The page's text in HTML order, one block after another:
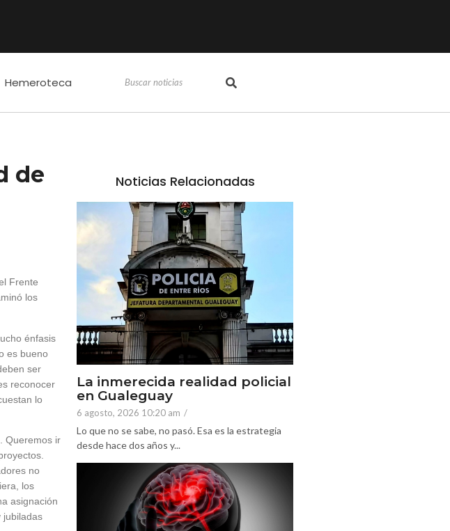
Hemeroteca
de
Frente
los
énfasis
es bueno
ser
reconocer
lo
Queremos ir
no
los
asignación
jubiladas
Noticias Relacionadas
La inmerecida realidad policial
en Gualeguay
6 agosto, 2026 10:20 am /
Lo que no se sabe, no pasó. Esa es la estrategia
desde hace dos años y...